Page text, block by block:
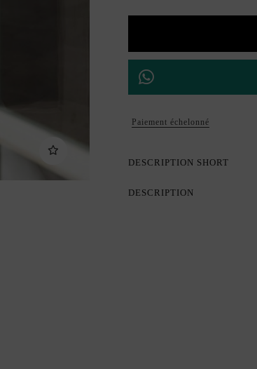
Paiement échelonné
DESCRIPTION SHORT
DESCRIPTION